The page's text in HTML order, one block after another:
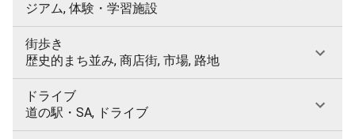
ジアム, 体験・学習施設
街歩き
歴史的まち並み, 商店街, 市場, 路地
ドライブ
道の駅・SA, ドライブ